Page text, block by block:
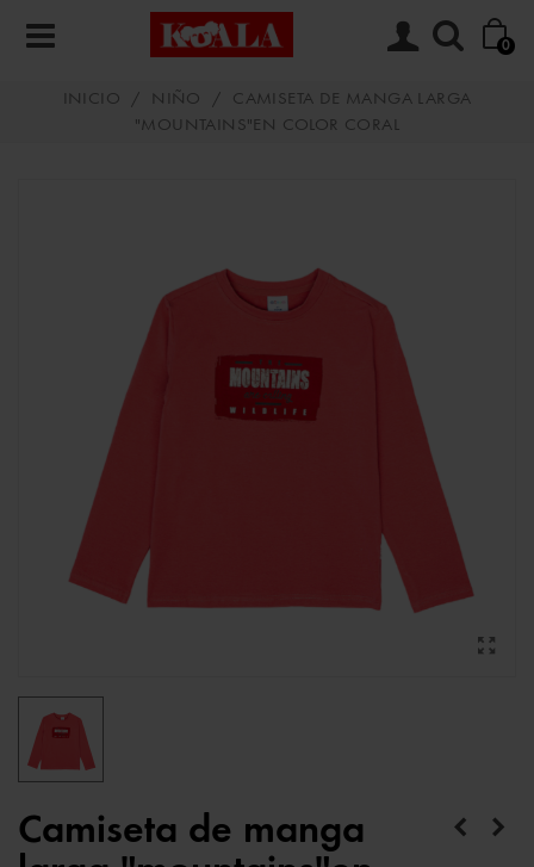
0
INICIO / NIÑO /
CAMISETA DE MANGA LARGA
"MOUNTAINS"EN COLOR CORAL
Camiseta de manga